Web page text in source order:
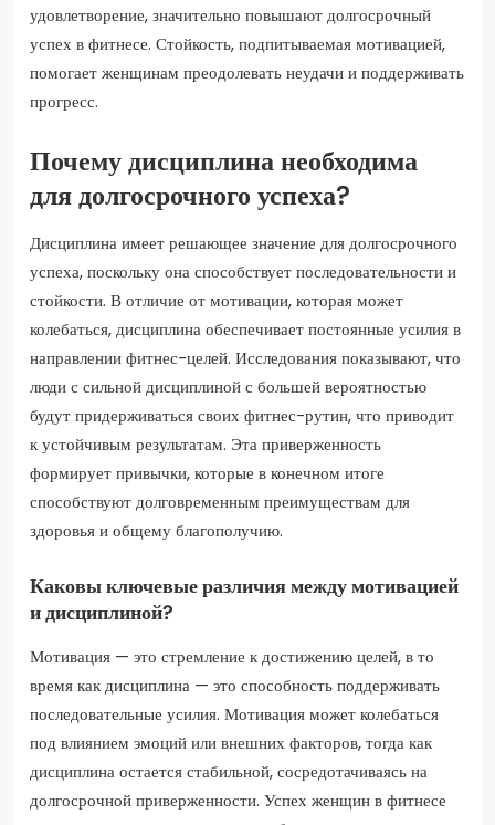
удовлетворение, значительно повышают долгосрочный
успех в фитнесе. Стойкость, подпитываемая мотивацией,
помогает женщинам преодолевать неудачи и поддерживать
прогресс.
Почему дисциплина необходима
для долгосрочного успеха?
Дисциплина имеет решающее значение для долгосрочного
успеха, поскольку она способствует последовательности и
стойкости. В отличие от мотивации, которая может
колебаться, дисциплина обеспечивает постоянные усилия в
направлении фитнес-целей. Исследования показывают, что
люди с сильной дисциплиной с большей вероятностью
будут придерживаться своих фитнес-рутин, что приводит
к устойчивым результатам. Эта приверженность
формирует привычки, которые в конечном итоге
способствуют долговременным преимуществам для
здоровья и общему благополучию.
Каковы ключевые различия между мотивацией
и дисциплиной?
Мотивация — это стремление к достижению целей, в то
время как дисциплина — это способность поддерживать
последовательные усилия. Мотивация может колебаться
под влиянием эмоций или внешних факторов, тогда как
дисциплина остается стабильной, сосредотачиваясь на
долгосрочной приверженности. Успех женщин в фитнесе